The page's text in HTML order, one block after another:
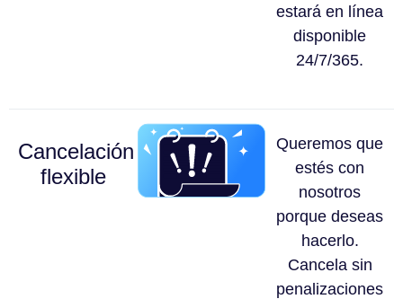
estará en línea
disponible
24/7/365.
Cancelación
flexible
Queremos que
estés con
nosotros
porque deseas
hacerlo.
Cancela sin
penalizaciones